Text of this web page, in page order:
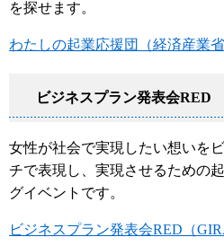
を探せます。
わたしの起業応援団（経済産業省
ビジネスプラン発表会RED
女性が社会で実現したい想いを
チで表現し、実現させるための
グイベントです。
ビジネスプラン発表会RED（